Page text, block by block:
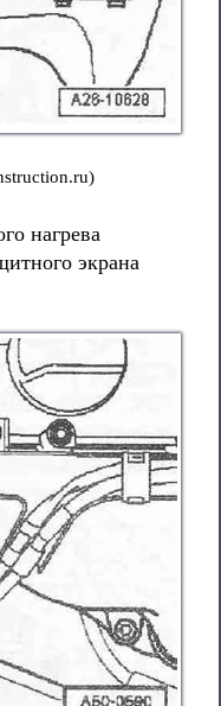
нагрева
экрана